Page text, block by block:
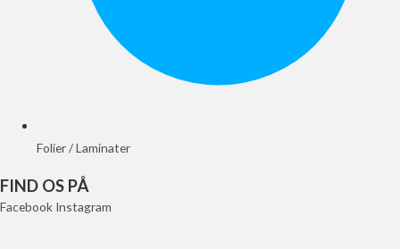
Folier / Laminater
FIND OS PÅ
Facebook Instagram